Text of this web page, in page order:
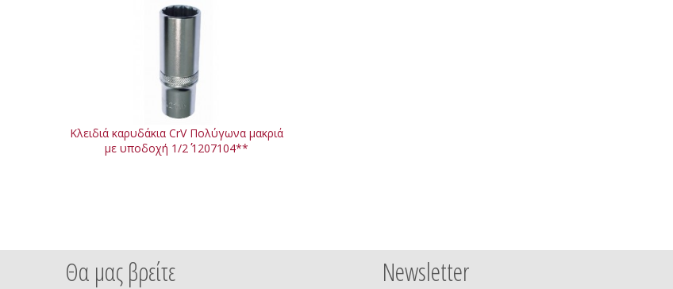
Κλειδιά καρυδάκια CrV Πολύγωνα μακριά
με υποδοχή 1/2΄΄ 1207104**
Θα μας βρείτε Newsletter